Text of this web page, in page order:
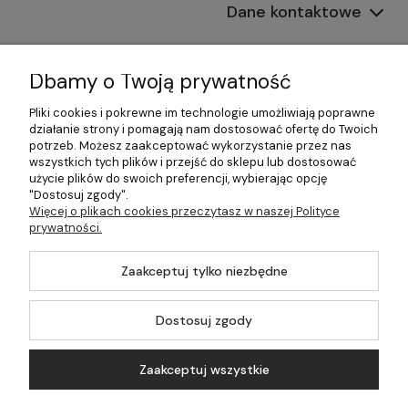
Dane kontaktowe
Informacje
Płatności i dostawa
Pomoc
Moje konto
©2026 Wszelkie Prawa Zastrzeżone | 499.pl - najlepszy sklep z
Dbamy o Twoją prywatność
Pliki cookies i pokrewne im technologie umożliwiają poprawne
działanie strony i pomagają nam dostosować ofertę do Twoich
potrzeb. Możesz zaakceptować wykorzystanie przez nas
wszystkich tych plików i przejść do sklepu lub dostosować
użycie plików do swoich preferencji, wybierając opcję
"Dostosuj zgody".
Więcej o plikach cookies przeczytasz w naszej Polityce
prywatności.
Zaakceptuj tylko niezbędne
Dostosuj zgody
Zaakceptuj wszystkie